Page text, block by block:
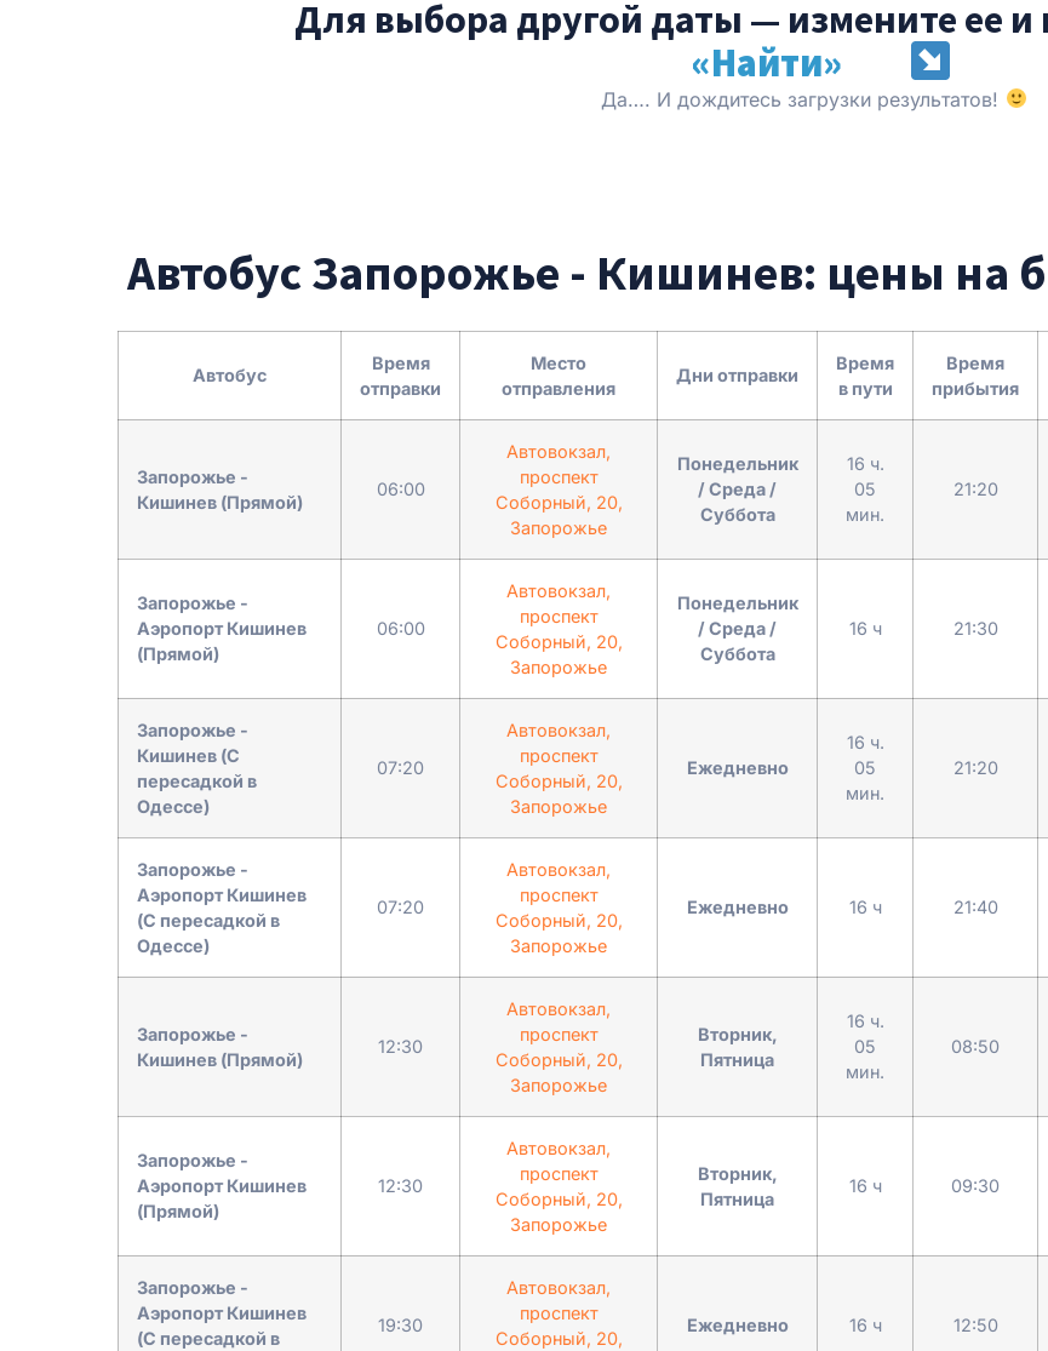
Для выбора другой даты — измените ее
«Найти»
Да…. И дождитесь загрузки результатов!
Автобус Запорожье - Кишинев: цены на
Автобус
Время
отправки
Место
отправления
Дни отправки
Время
в пути
Время
прибытия
Запорожье -
Кишинев (Прямой)
06:00
Автовокзал,
проспект
Соборный, 20,
Запорожье
Понедельник
/ Среда /
Суббота
16 ч.
05
мин.
21:20
Запорожье -
Аэропорт Кишинев
(Прямой)
06:00
Автовокзал,
проспект
Соборный, 20,
Запорожье
Понедельник
/ Среда /
Суббота
16 ч 21:30
Запорожье -
Кишинев (С
пересадкой в ​​
Одессе)
07:20
Автовокзал,
проспект
Соборный, 20,
Запорожье
Ежедневно
16 ч.
05
мин.
21:20
Запорожье -
Аэропорт Кишинев
(С пересадкой в ​​
Одессе)
07:20
Автовокзал,
проспект
Соборный, 20,
Запорожье
Ежедневно 16 ч 21:40
Запорожье -
Кишинев (Прямой)
12:30
Автовокзал,
проспект
Соборный, 20,
Запорожье
Вторник,
Пятница
16 ч.
05
мин.
08:50
Запорожье -
Аэропорт Кишинев
(Прямой)
12:30
Автовокзал,
проспект
Соборный, 20,
Запорожье
Вторник,
Пятница
16 ч 09:30
Запорожье -
Аэропорт Кишинев
(С пересадкой в ​​
19:30
Автовокзал,
проспект
Соборный, 20,
Ежедневно 16 ч 12:50